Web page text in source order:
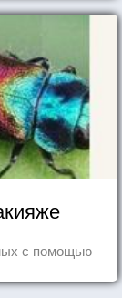
с помощью